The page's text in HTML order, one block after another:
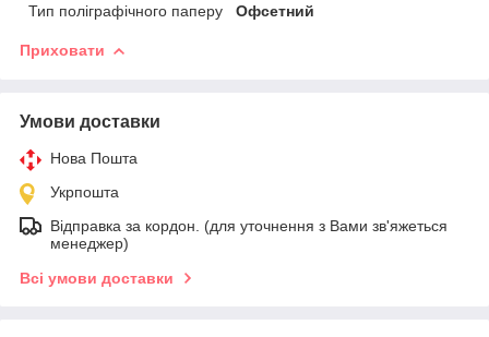
Тип поліграфічного паперу
Офсетний
Приховати
Умови доставки
Нова Пошта
Укрпошта
Відправка за кордон. (для уточнення з Вами зв'яжеться
менеджер)
Всі умови доставки